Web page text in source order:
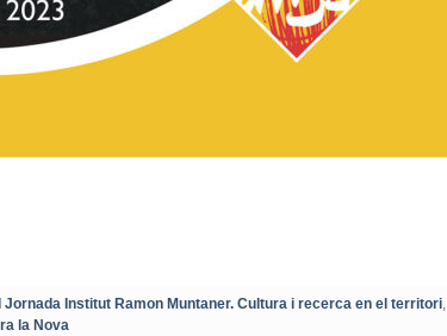
Jornada Institut Ramon Muntaner. Cultura i recerca en el territori,
la Nova